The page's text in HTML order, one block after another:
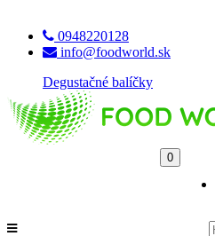
0948220128
info@foodworld.sk
0
Degustačné balíčky